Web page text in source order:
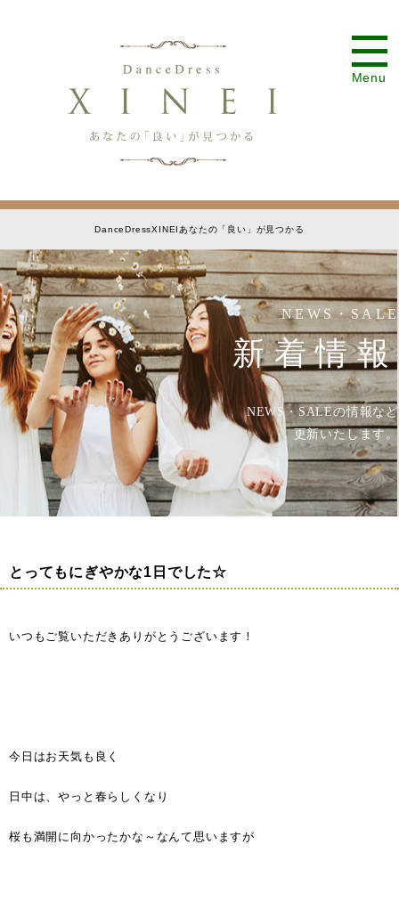
Menu
DanceDressXINEIあなたの「良い」が見つかる
NEWS・SALE
新着情報
NEWS・SALEの情報など
更新いたします。
とってもにぎやかな1日でした☆
いつもご覧いただきありがとうございます！
今日はお天気も良く
日中は、やっと春らしくなり
桜も満開に向かったかな～なんて思いますが